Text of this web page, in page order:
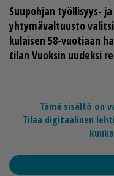
Suu­poh­jan työl­li­syys-
yh­ty­mä­val­tuus­to
ku­lai­sen 58-vuo­ti­aan
ti­lan Vuok­sin uu­dek­si
Tämä sisältö on
Tilaa digitaalinen